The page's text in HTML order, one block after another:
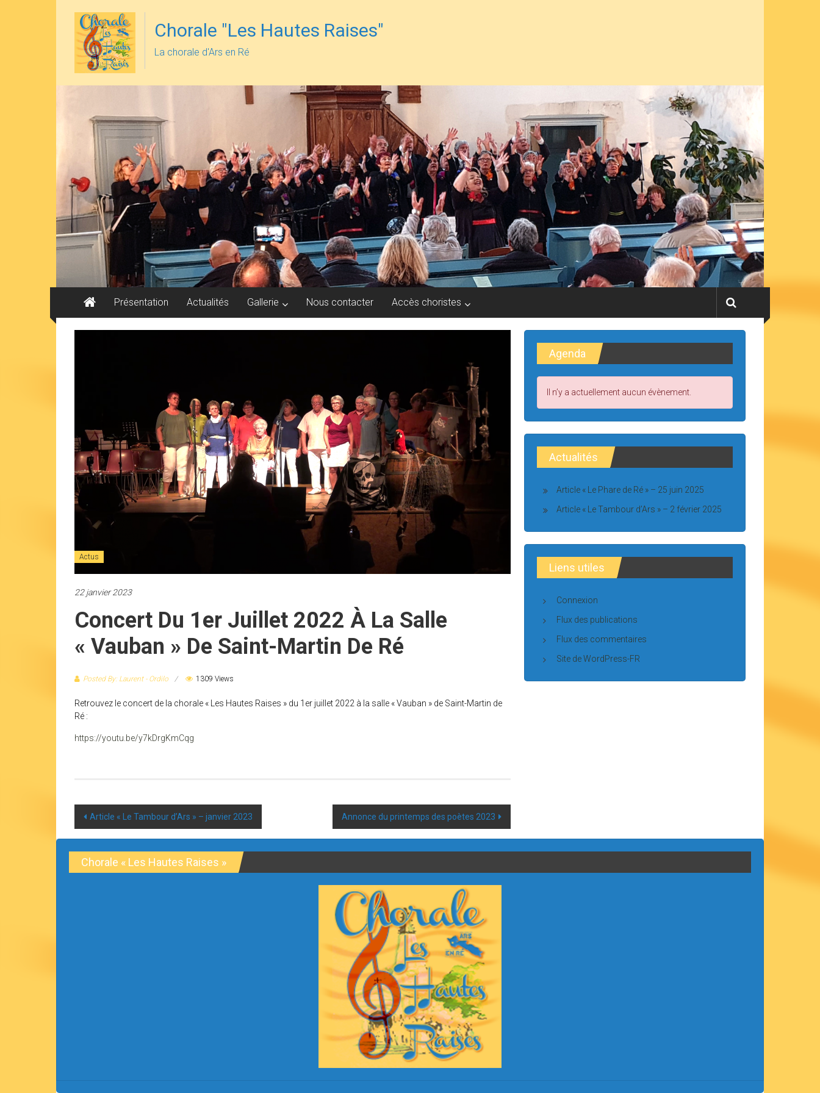
content
Chorale "Les Hautes Raises"
La chorale d'Ars en Ré
Présentation Actualités Gallerie Nous contacter Accès choristes
Actus
22 janvier 2023
Concert Du 1er Juillet 2022 À La Salle
« Vauban » De Saint-Martin De Ré
Posted By: Laurent - Ordilo 1309 Views
Retrouvez le concert de la chorale « Les Hautes Raises » du 1er juillet 2022 à la salle « Vauban » de Saint-Martin de
Ré :
https://youtu.be/y7kDrgKmCqg
Post
navigation
Article « Le Tambour d’Ars » – janvier 2023 Annonce du printemps des poètes 2023
Agenda
Il n’y a actuellement aucun évènement.
Actualités
Article « Le Phare de Ré » – 25 juin 2025
Article « Le Tambour d’Ars » – 2 février 2025
Liens utiles
Connexion
Flux des publications
Flux des commentaires
Site de WordPress-FR
Chorale « Les Hautes Raises »